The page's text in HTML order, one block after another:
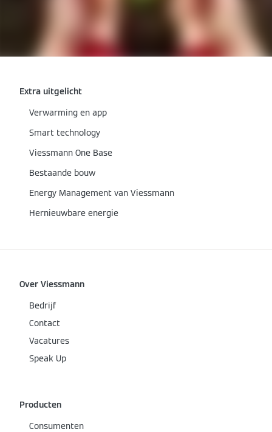
Extra uitgelicht
Verwarming en app
Smart technology
Viessmann One Base
Bestaande bouw
Energy Management van Viessmann
Hernieuwbare energie
Over Viessmann
Bedrijf
Contact
Vacatures
Speak Up
Producten
Consumenten